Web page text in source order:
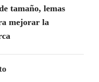
tamaño, lemas
mejorar la